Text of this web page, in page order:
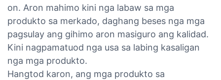
on. Aron mahimo kini nga labaw sa mga
produkto sa merkado, daghang beses nga mga
pagsulay ang gihimo aron masiguro ang kalidad.
Kini nagpamatuod nga usa sa labing kasaligan
nga mga produkto.
Hangtod karon, ang mga produkto sa